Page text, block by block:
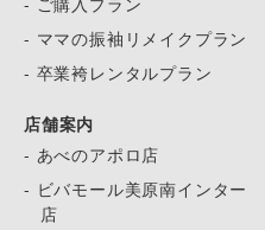
- ママの振袖リメイクプラン
- 卒業袴レンタルプラン
店舗案内
- あべのアポロ店
- ビバモール美原南インター
店